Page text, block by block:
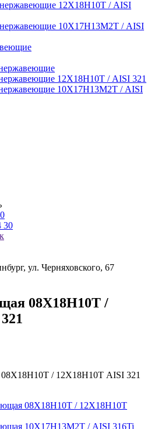
12Х18Н10Т / AISI
10Х17Н13М2Т / AISI
12Х18Н10Т / AISI 321
10Х17Н13М2Т / AISI
30
ул. Черняховского, 67
08Х18Н10Т /
/ 12Х18Н10Т AISI 321
08Х18Н10Т / 12Х18Н10Т
10Х17Н13М2Т / AISI 316Ti